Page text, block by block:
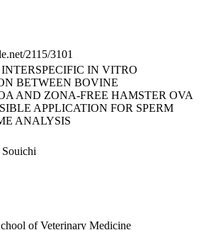
2115/3101
IN VITRO
BETWEEN BOVINE
AND ZONA-FREE HAMSTER OVA
APPLICATION FOR SPERM
ANALYSIS
of Veterinary Medicine